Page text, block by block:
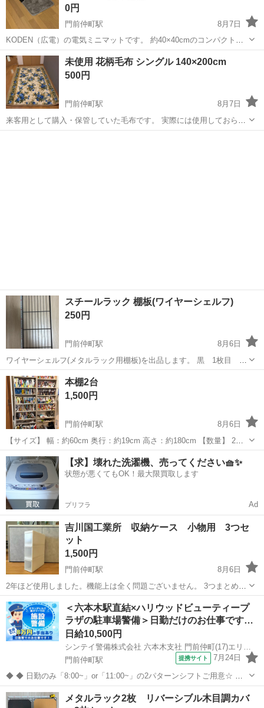
0円
門前仲町駅
8月7日
KODEN（広電）の電気ミニマットです。 約40×40cmのコンパクトサ
イズで、デスクやテーブルの足元、椅子の座面など、ちょっとした暖
房に便利です。 出品にあたり通電・発熱を確認済みです。 【商品情
報】 ・メーカー：K...
東京 江東区 門前仲町駅 カーペット/マット/ラグ
KODEN
未使用 花柄毛布 シングル 140×200cm
500円
門前仲町駅
8月7日
来客用として購入・保管していた毛布です。 実際には使用しておら
ず、未使用品になります。 【サイズ】 * 約140×200cm（シングルサイ
スチールラック 棚板(ワイヤーシェルフ)
250円
門前仲町駅
8月6日
ワイヤーシェルフ(メタルラック用棚板)を出品します。 黒 1枚目
85cm×30cm 6枚 シルバー 2枚目 60cm×30cm 2枚 まとめ買いでお
安くします。 ジョイントパーツ、ポール(長さ17cm×4,32cm×2...
東京 江東区 門前仲町駅
本棚2台
1,500円
門前仲町駅
8月6日
【サイズ】 幅：約60cm 奥行：約19cm 高さ：約180cm 【数量】 2台
（同じものです） 【状態】 カラーボックスタイプの本棚です。コミッ
ク向けの奥行きが浅めの商品です。2〜3年前に新品で購入し、使用し
てい...
東京 江東区 門前仲町駅 収納家具
【求】壊れた洗濯機、売ってください🧺✨
状態が悪くてもOK！最大限買取します
プリフラ Ad
吉川国工業所 収納ケース 小物用 3つセ
ット
1,500円
門前仲町駅
8月6日
2年ほど使用しました。機能上は全く問題ございません。 3つまとめて
お取引いただける方を優先させていただきます。 （単体または2つで
ご希望の場合は700円/個とさせていただきます） MOS-01 組み合わせ
て使え...
東京 江東区 門前仲町駅 収納家具 ケース
＜六本木駅直結×ハリウッドビューティープ
ラザの駐車場警備＞日勤だけのお仕事です…
日給10,500円
門前仲町駅
提携サイト 7月24日
◆ ◆ 日勤のみ「8:00~」or「11:00~」の2パターンシフトご用意☆ 六
本木駅直結×ハリウッドビューティープラザの 駐車場内でのお仕事で
す！ 基本的に勤務地も固定だから通勤も安心です♪ ＼未経験スタート
東京 江東区 門前仲町駅 警備員
メタルラック2枚 リバーシブル木目調カバ